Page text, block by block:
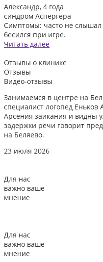
Александр, 4 года
синдром Аспергера
Симптомы: часто не слышал
бесился при игре.
Читать далее
Отзывы о клинике
Отзывы
Видео-отзывы
Занимаемся в центре на
специалист логопед Еньков
Арсения заикания и видны
задержки речи говорит
на Беляево.
23 июля 2026
Для нас
важно ваше
мнение
Для нас
важно ваше
мнение